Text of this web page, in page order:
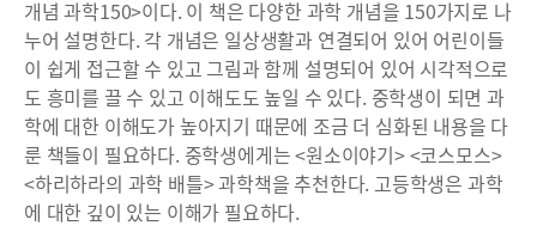
개념 과학150>이다. 이 책은 다양한 과학 개념을 150가지로 나
누어 설명한다. 각 개념은 일상생활과 연결되어 있어 어린이들
이 쉽게 접근할 수 있고 그림과 함께 설명되어 있어 시각적으로
도 흥미를 끌 수 있고 이해도도 높일 수 있다. 중학생이 되면 과
학에 대한 이해도가 높아지기 때문에 조금 더 심화된 내용을 다
룬 책들이 필요하다. 중학생에게는 <원소이야기> <코스모스>
<하리하라의 과학 배틀> 과학책을 추천한다. 고등학생은 과학
에 대한 깊이 있는 이해가 필요하다.